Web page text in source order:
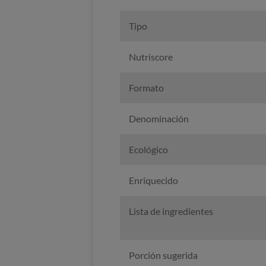
Tipo
Nutriscore
Formato
Denominación
Ecológico
Enriquecido
Lista de ingredientes
Porción sugerida